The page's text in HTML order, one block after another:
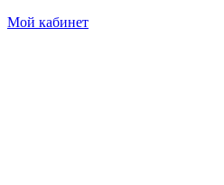
Мой кабинет